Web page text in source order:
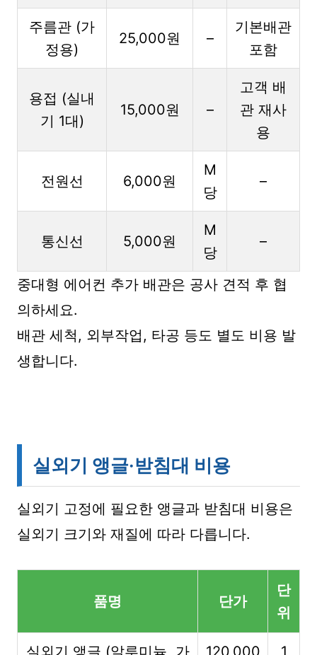
주름관 (가
정용)
25,000원 –
기본배관
포함
용접 (실내
기 1대)
15,000원 –
고객 배
관 재사
용
전원선 6,000원
M
당
–
통신선 5,000원
M
당
–
중대형 에어컨 추가 배관은 공사 견적 후 협
의하세요.
배관 세척, 외부작업, 타공 등도 별도 비용 발
생합니다.
실외기 앵글·받침대 비용
실외기 고정에 필요한 앵글과 받침대 비용은
실외기 크기와 재질에 따라 다릅니다.
품명 단가
단
위
실외기 앵글 (알루미늄, 가 120,000 1